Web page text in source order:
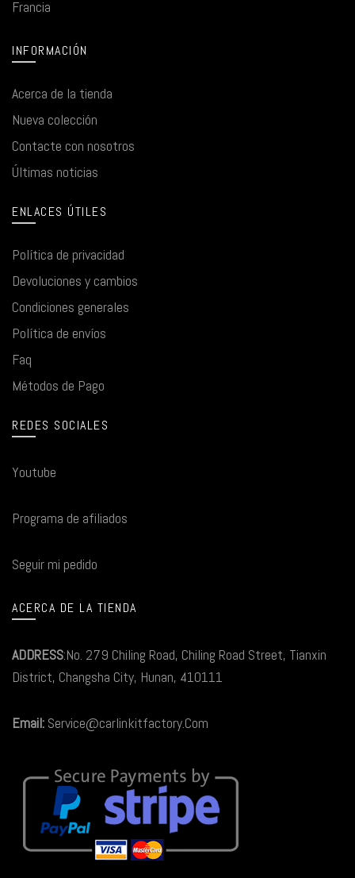
Francia
INFORMACIÓN
Acerca de la tienda
Nueva colección
Contacte con nosotros
Últimas noticias
ENLACES ÚTILES
Política de privacidad
Devoluciones y cambios
Condiciones generales
Política de envíos
Faq
Métodos de Pago
REDES SOCIALES
Youtube
Programa de afiliados
Seguir mi pedido
ACERCA DE LA TIENDA
ADDRESS:No. 279 Chiling Road, Chiling Road Street, Tianxin
District, Changsha City, Hunan, 410111
Email: Service@carlinkitfactory.Com